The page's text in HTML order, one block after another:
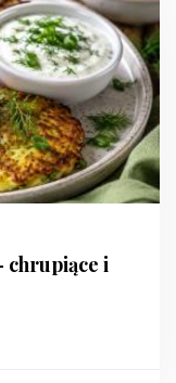
chrupiące i